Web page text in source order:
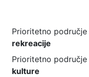
Prioritetno područje
rekreacije
Prioritetno područje
kulture